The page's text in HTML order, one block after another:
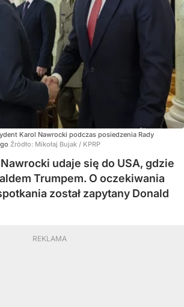
Karol Nawrocki podczas posiedzenia Rady
Źródło: Mikołaj Bujak / KPRP
udaje się do USA, gdzie
Trumpem. O oczekiwania
został zapytany Donald